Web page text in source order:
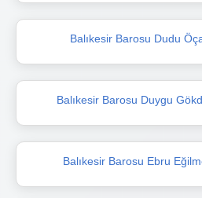
Balıkesir Barosu Dudu
Balıkesir Barosu Duygu
Balıkesir Barosu Ebru